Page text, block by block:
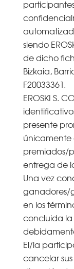
siendo
de dicho
Bizkaia,
F20033361.
EROSKI S.
presente
únicamente
premiados/
entrega de
Una vez
ganadores/
en los
concluida la
El/la
cancelar